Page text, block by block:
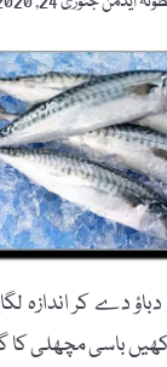
دے کر اندازہ
باسی مچھلی کا